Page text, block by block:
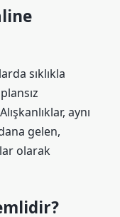
sıklıkla
aynı
gelen,
olarak